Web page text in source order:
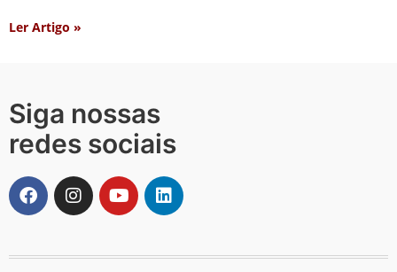
Ler Artigo »
Siga nossas
redes sociais